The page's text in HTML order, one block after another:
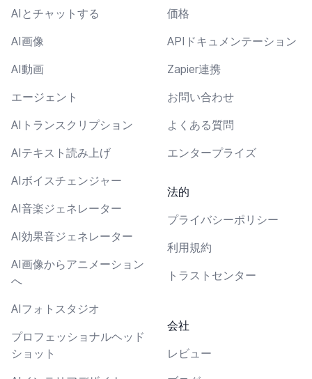
AIとチャットする
AI画像
AI動画
エージェント
AIトランスクリプション
AIテキスト読み上げ
AIボイスチェンジャー
AI音楽ジェネレーター
AI効果音ジェネレーター
AI画像からアニメーション
へ
AIフォトスタジオ
プロフェッショナルヘッド
ショット
価格
APIドキュメンテーション
Zapier連携
お問い合わせ
よくある質問
エンタープライズ
法的
プライバシーポリシー
利用規約
トラストセンター
会社
レビュー